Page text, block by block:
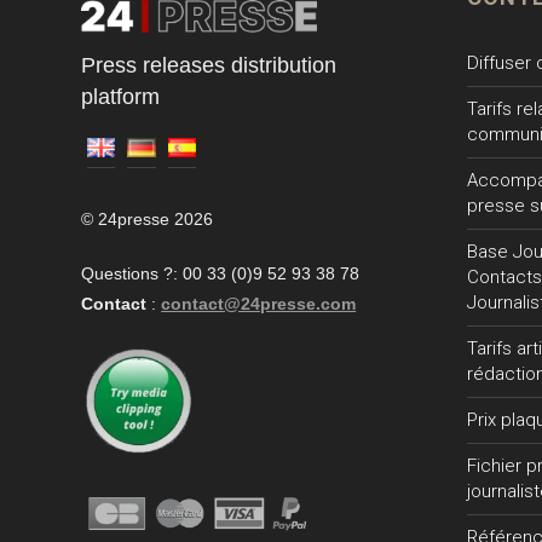
Press releases distribution
platform
© 24presse 2026
Questions ?: 00 33 (0)9 52 93 38 78
Contact : contact@24presse.com
Diffuser
Tarifs
presse
Base
Tarifs
Prix
Fichier